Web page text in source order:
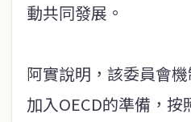
動共同發展。
阿實說明，該委員會
加入OECD的準備，